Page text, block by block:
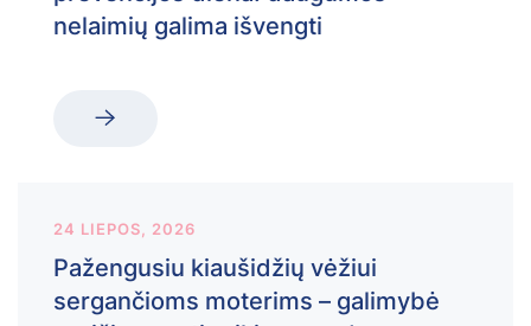
nelaimių galima išvengti
24 LIEPOS, 2026
Pažengusiu kiaušidžių vėžiui
sergančioms moterims – galimybė